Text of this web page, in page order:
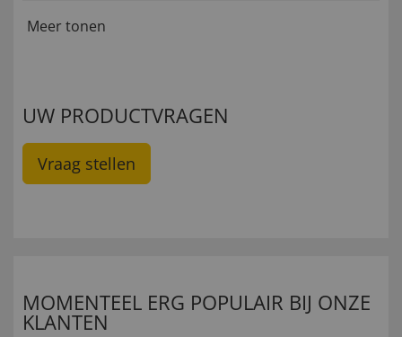
Meer tonen
UW PRODUCTVRAGEN
Vraag stellen
MOMENTEEL ERG POPULAIR BIJ ONZE
KLANTEN